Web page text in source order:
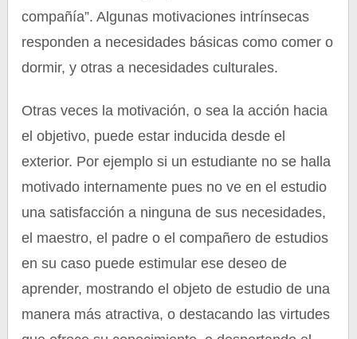
compañía”. Algunas motivaciones intrínsecas
responden a necesidades básicas como comer o
dormir, y otras a necesidades culturales.
Otras veces la motivación, o sea la acción hacia
el objetivo, puede estar inducida desde el
exterior. Por ejemplo si un estudiante no se halla
motivado internamente pues no ve en el estudio
una satisfacción a ninguna de sus necesidades,
el maestro, el padre o el compañero de estudios
en su caso puede estimular ese deseo de
aprender, mostrando el objeto de estudio de una
manera más atractiva, o destacando las virtudes